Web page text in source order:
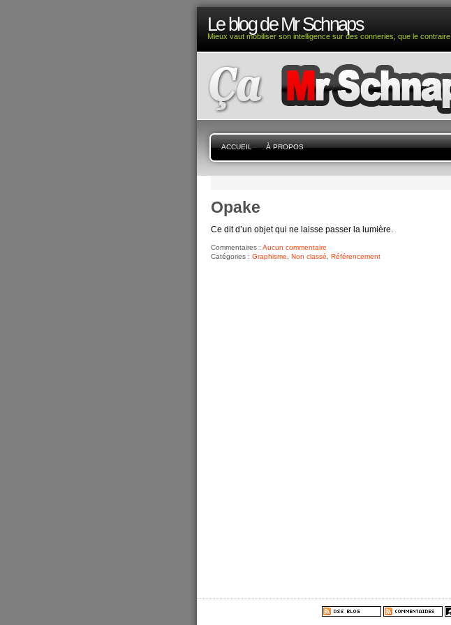
Le blog de Mr Schnaps
Mieux vaut mobiliser son intelligence sur des conneries, que le contraire.
ACCUEIL À PROPOS
Opake
Ce dit d’un objet qui ne laisse passer la lumière.
Commentaires : Aucun commentaire
Catégories : Graphisme Non classé Référencement